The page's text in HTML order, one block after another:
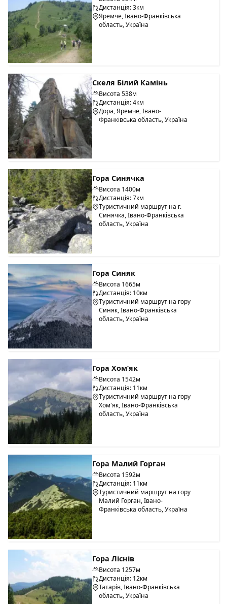
Дистанція: 3км
Яремче, Івано-Франківська
область, Україна
Скеля Білий Камінь
Висота 538м
Дистанція: 4км
Дора, Яремче, Івано-
Франківська область, Україна
Гора Синячка
Висота 1400м
Дистанція: 7км
Туристичний маршрут на г.
Синячка, Івано-Франківська
область, Україна
Гора Синяк
Висота 1665м
Дистанція: 10км
Туристичний маршрут на гору
Синяк, Івано-Франківська
область, Україна
Гора Хом’як
Висота 1542м
Дистанція: 11км
Туристичний маршрут на гору
Хом'як, Івано-Франківська
область, Україна
Гора Малий Горган
Висота 1592м
Дистанція: 11км
Туристичний маршрут на гору
Малий Горган, Івано-
Франківська область, Україна
Гора Ліснів
Висота 1257м
Дистанція: 12км
Татарів, Івано-Франківська
область, Україна